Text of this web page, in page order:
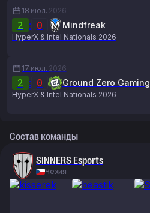
18 июл. 2026
2 : 0 Mindfreak
HyperX & Intel Nationals 2026
17 июл. 2026
2 : 0 Ground Zero Gaming
HyperX & Intel Nationals 2026
Состав команды
SINNERS Esports
Чехия